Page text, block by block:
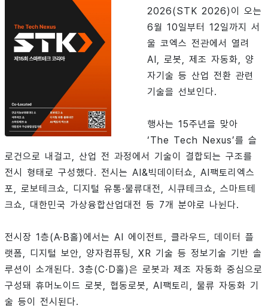
2026(STK 2026)이 오는
6월 10일부터 12일까지 서
울 코엑스 전관에서 열려
AI, 로봇, 제조 자동화, 양
자기술 등 산업 전환 관련
기술을 선보인다.
행사는 15주년을 맞아
‘The Tech Nexus’를 슬
로건으로 내걸고, 산업 전 과정에서 기술이 결합되는 구조를
전시 형태로 구성했다. 전시는 AI&빅데이터쇼, AI팩토리엑스
포, 로보테크쇼, 디지털 유통·물류대전, 시큐테크쇼, 스마트테
크쇼, 대한민국 가상융합산업대전 등 7개 분야로 나뉜다.
전시장 1층(A·B홀)에서는 AI 에이전트, 클라우드, 데이터 플
랫폼, 디지털 보안, 양자컴퓨팅, XR 기술 등 정보기술 기반 솔
루션이 소개된다. 3층(C·D홀)은 로봇과 제조 자동화 중심으로
구성돼 휴머노이드 로봇, 협동로봇, AI팩토리, 물류 자동화 기
술 등이 전시된다.